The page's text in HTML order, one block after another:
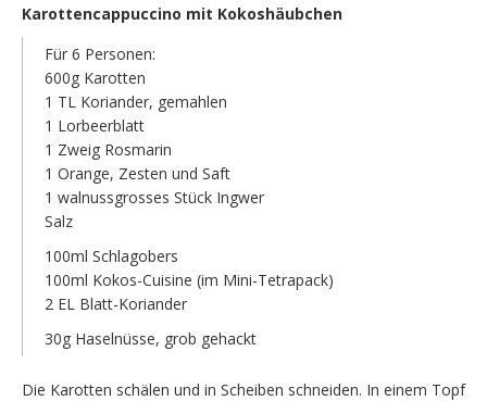
Karottencappuccino mit Kokoshäubchen
Für 6 Personen:
600g Karotten
1 TL Koriander, gemahlen
1 Lorbeerblatt
1 Zweig Rosmarin
1 Orange, Zesten und Saft
1 walnussgrosses Stück Ingwer
Salz
100ml Schlagobers
100ml Kokos-Cuisine (im Mini-Tetrapack)
2 EL Blatt-Koriander
30g Haselnüsse, grob gehackt
Die Karotten schälen und in Scheiben schneiden. In einem Topf